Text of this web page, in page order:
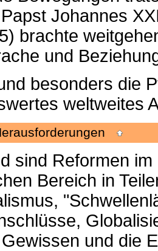
Johannes
brachte
und
besonders die
weltweites
sind Reformen
Bereich in
und die